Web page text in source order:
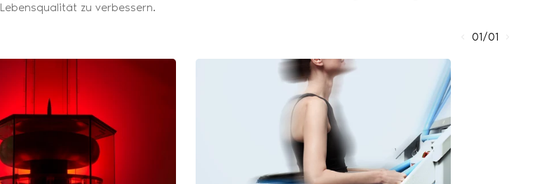
Lebensqualität zu verbessern.
01/01